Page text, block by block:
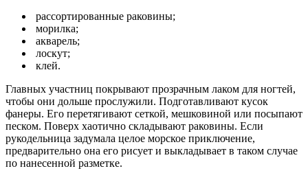
рассортированные раковины;
морилка;
акварель;
лоскут;
клей.
Главных участниц покрывают прозрачным лаком для ногтей,
чтобы они дольше прослужили. Подготавливают кусок
фанеры. Его перетягивают сеткой, мешковиной или посыпают
песком. Поверх хаотично складывают раковины. Если
рукодельница задумала целое морское приключение,
предварительно она его рисует и выкладывает в таком случае
по нанесенной разметке.